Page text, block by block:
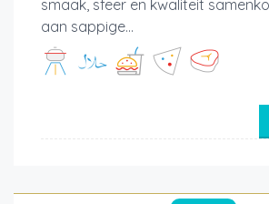
smaak, sfeer en kwaliteit
aan sappige...